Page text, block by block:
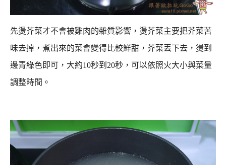
先燙芥菜才不會被雞肉的雜質影響，燙芥菜主要把芥菜苦
味去掉，煮出來的菜會變得比較鮮甜， 芥菜丟下去，燙到
邊青綠色即可，大約10秒到20秒，可以依照火大小與菜量
調整時間。